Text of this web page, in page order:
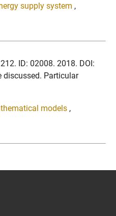
supply system ,
ID: 02008. 2018. DOI:
Particular
models ,